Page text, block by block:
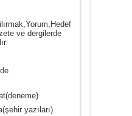
ve dergilerde
yazıları)